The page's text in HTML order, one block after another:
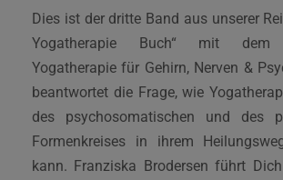
Dies ist der dritte Band aus unserer
Yogatherapie Buch“ mit dem
Yogatherapie für Gehirn, Nerven &
beantwortet die Frage, wie
des psychosomatischen und des
Formenkreises in ihrem
kann. Franziska Brodersen führt